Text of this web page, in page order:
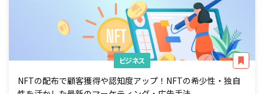
ビジネス
NFTの配布で顧客獲得や認知度アップ！NFTの希少性・独自